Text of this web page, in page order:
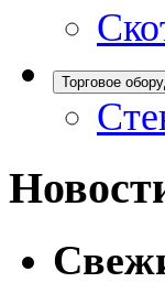
Торговое